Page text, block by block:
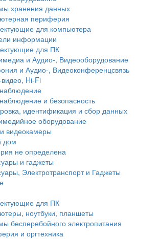
хранения данных
периферия
для компьютера
информации
для ПК
и Аудио-, Видеооборудование
и Аудио-, Видеоконференцсвязь
Hi-Fi
и безопасность
идентификация и сбор данных
оборудование
видеокамеры
дом
не определена
и гаджеты
Электротранспорт и Гаджеты
для ПК
ноутбуки, планшеты
бесперебойного электропитания
и оргтехника